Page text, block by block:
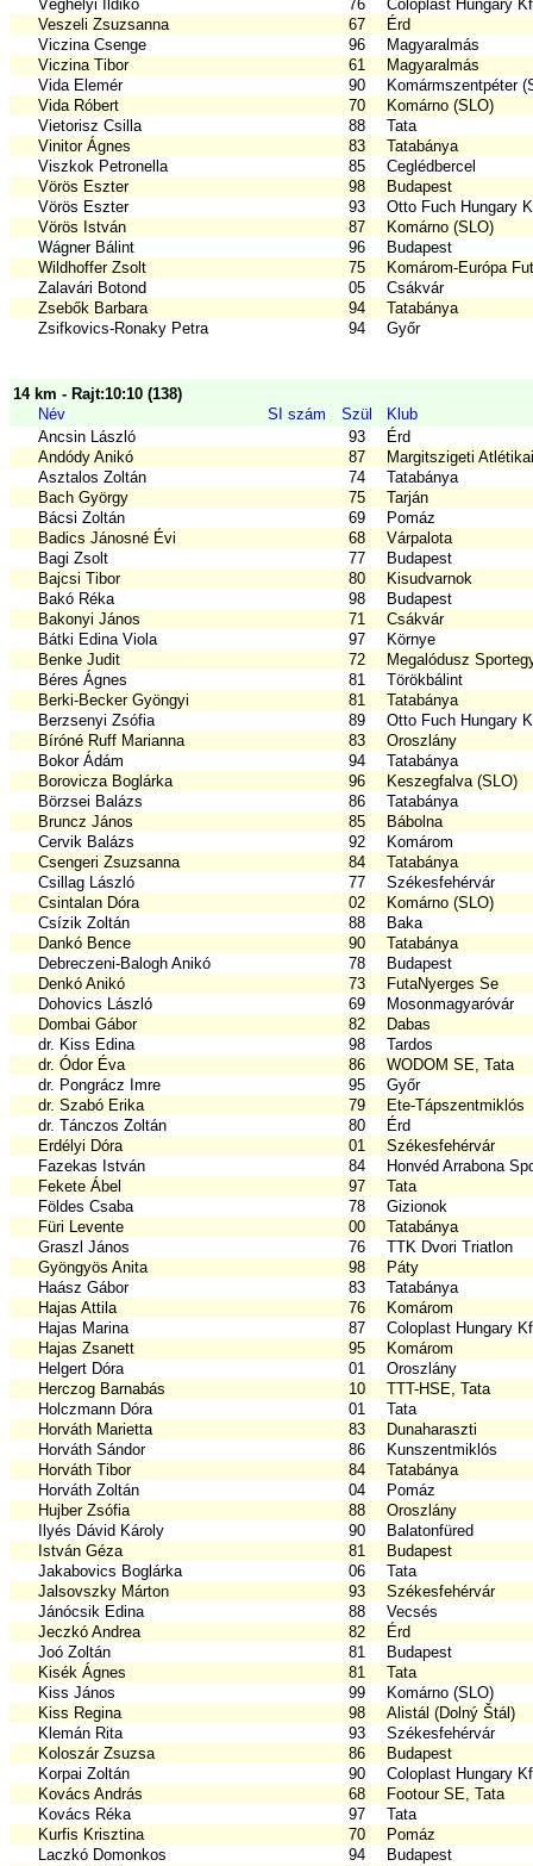
Véghelyi Ildikó
76
Coloplast Hungary
Veszeli Zsuzsanna
67
Érd
Viczina Csenge
96
Magyaralmás
Viczina Tibor
61
Magyaralmás
Vida Elemér
90
Komármszentpéter
Vida Róbert
70
Komárno (SLO)
Vietorisz Csilla
88
Tata
Vinitor Ágnes
83
Tatabánya
Viszkok Petronella
85
Ceglédbercel
Vörös Eszter
98
Budapest
Vörös Eszter
93
Otto Fuch Hungary
Vörös István
87
Komárno (SLO)
Wágner Bálint
96
Budapest
Wildhoffer Zsolt
75
Komárom-Európa
Zalavári Botond
05
Csákvár
Zsebők Barbara
94
Tatabánya
Zsifkovics-Ronaky Petra
94 Győr
14 km - Rajt:10:10 (138)
Név
SI szám Szül
Klub
Ancsin László
93
Érd
Andódy Anikó
87
Margitszigeti
Asztalos Zoltán
74
Tatabánya
Bach György
75
Tarján
Bácsi Zoltán
69
Pomáz
Badics Jánosné Évi
68
Várpalota
Bagi Zsolt
77
Budapest
Bajcsi Tibor
80
Kisudvarnok
Bakó Réka
98
Budapest
Bakonyi János
71
Csákvár
Bátki Edina Viola
97
Környe
Benke Judit
72
Megalódusz
Béres Ágnes
81
Törökbálint
Berki-Becker Gyöngyi
81
Tatabánya
Berzsenyi Zsófia
89
Otto Fuch Hungary
Bíróné Ruff Marianna
83
Oroszlány
Bokor Ádám
94
Tatabánya
Borovicza Boglárka
96
Keszegfalva (SLO)
Börzsei Balázs
86
Tatabánya
Bruncz János
85
Bábolna
Cervik Balázs
92
Komárom
Csengeri Zsuzsanna
84
Tatabánya
Csillag László
77
Székesfehérvár
Csintalan Dóra
02
Komárno (SLO)
Csízik Zoltán
88
Baka
Dankó Bence
90
Tatabánya
Debreczeni-Balogh Anikó
78
Budapest
Denkó Anikó
73
FutaNyerges Se
Dohovics László
69
Mosonmagyaróvár
Dombai Gábor
82
Dabas
dr. Kiss Edina
98
Tardos
dr. Ódor Éva
86
WODOM SE, Tata
dr. Pongrácz Imre
95
Győr
dr. Szabó Erika
79
Ete-Tápszentmiklós
dr. Tánczos Zoltán
80
Érd
Erdélyi Dóra
01
Székesfehérvár
Fazekas István
84
Honvéd Arrabona
Fekete Ábel
97
Tata
Földes Csaba
78
Gizionok
Füri Levente
00
Tatabánya
Graszl János
76
TTK Dvori Triatlon
Gyöngyös Anita
98
Páty
Haász Gábor
83
Tatabánya
Hajas Attila
76
Komárom
Hajas Marina
87
Coloplast Hungary
Hajas Zsanett
95
Komárom
Helgert Dóra
01
Oroszlány
Herczog Barnabás
10
TTT-HSE, Tata
Holczmann Dóra
01
Tata
Horváth Marietta
83
Dunaharaszti
Horváth Sándor
86
Kunszentmiklós
Horváth Tibor
84
Tatabánya
Horváth Zoltán
04
Pomáz
Hujber Zsófia
88
Oroszlány
Ilyés Dávid Károly
90
Balatonfüred
István Géza
81
Budapest
Jakabovics Boglárka
06
Tata
Jalsovszky Márton
93
Székesfehérvár
Jánócsik Edina
88
Vecsés
Jeczkó Andrea
82
Érd
Joó Zoltán
81
Budapest
Kisék Ágnes
81
Tata
Kiss János
99
Komárno (SLO)
Kiss Regina
98
Alistál (Dolný Štál)
Klemán Rita
93
Székesfehérvár
Koloszár Zsuzsa
86
Budapest
Korpai Zoltán
90
Coloplast Hungary
Kovács András
68
Footour SE, Tata
Kovács Réka
97
Tata
Kurfis Krisztina
70
Pomáz
Laczkó Domonkos
94
Budapest